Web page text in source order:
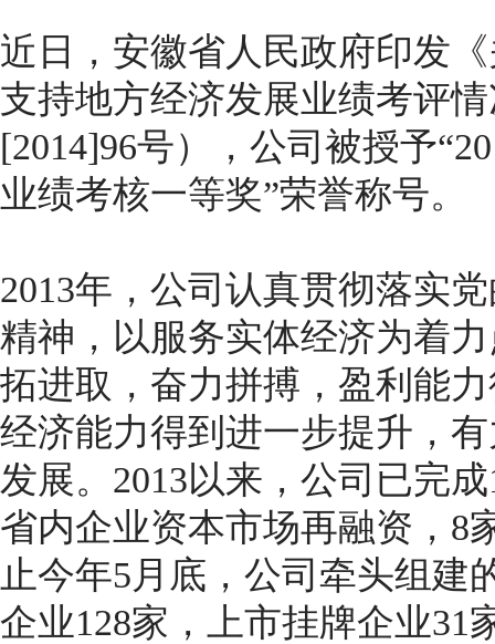
近日，安徽省人民政府印发
支持地方经济发展业绩考评
[2014]96号），公司被授予
业绩考核一等奖”荣誉称号。
2013年，公司认真贯彻落实
精神，以服务实体经济为着
拓进取，奋力拼搏，盈利能
经济能力得到进一步提升，
发展。2013以来，公司已完
省内企业资本市场再融资，8
止今年5月底，公司牵头组建
企业128家，上市挂牌企业31